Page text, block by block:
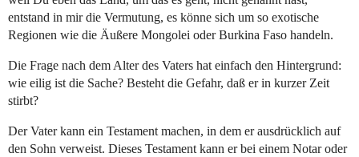
entstand in mir die Vermutung, es könne sich um so exotische
Regionen wie die Äußere Mongolei oder Burkina Faso handeln.
Die Frage nach dem Alter des Vaters hat einfach den Hintergrund:
wie eilig ist die Sache? Besteht die Gefahr, daß er in kurzer Zeit
stirbt?
Der Vater kann ein Testament machen, in dem er ausdrücklich auf
den Sohn verweist. Dieses Testament kann er bei einem Notar oder